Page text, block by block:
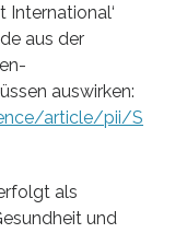
International‘
aus der
auswirken:
article/pii/S
als
und